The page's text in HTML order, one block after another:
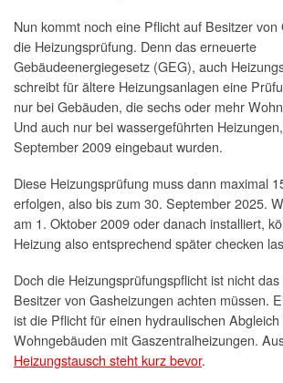
Nun kommt noch eine Pflicht auf Besitzer von
die Heizungsprüfung. Denn das erneuerte
Gebäudeenergiegesetz (GEG), auch
schreibt für ältere Heizungsanlagen eine
nur bei Gebäuden, die sechs oder mehr
Und auch nur bei wassergeführten
September 2009 eingebaut wurden.
Diese Heizungsprüfung muss dann maximal
erfolgen, also bis zum 30. September 2025.
am 1. Oktober 2009 oder danach installiert,
Heizung also entsprechend später checken
Doch die Heizungsprüfungspflicht ist nicht
Besitzer von Gasheizungen achten müssen.
ist die Pflicht für einen hydraulischen
Wohngebäuden mit Gaszentralheizungen.
Heizungstausch steht kurz bevor.